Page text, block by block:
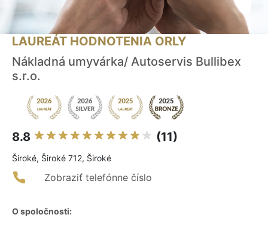
LAUREÁT HODNOTENIA ORLY
Nákladná umyvárka/ Autoservis Bullibex
s.r.o.
8.8 (11)
Široké, Široké 712, Široké
Zobraziť telefónne číslo
O spoločnosti: